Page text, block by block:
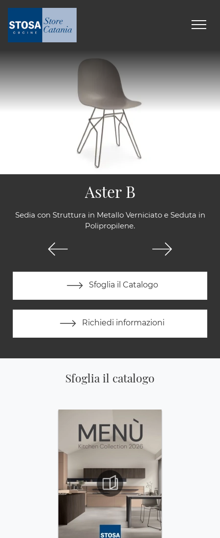
Sedia con Struttura in Metallo Verniciato e Seduta in
Polipropilene.
Sfoglia il Catalogo
Richiedi informazioni
Aster B
Sfoglia il catalogo